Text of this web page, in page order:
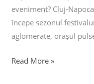
eveniment? Cluj-
începe sezonul
aglomerate, orașul
Read More »